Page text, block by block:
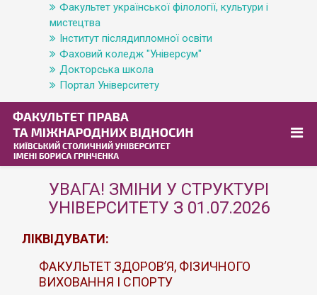
Факультет української філології, культури і
мистецтва
Інститут післядипломної освіти
Фаховий коледж "Універсум"
Докторська школа
Портал Університету
УВАГА! ЗМІНИ У СТРУКТУРІ
УНІВЕРСИТЕТУ З 01.07.2026
ЛІКВІДУВАТИ:
ФАКУЛЬТЕТ ЗДОРОВ’Я, ФІЗИЧНОГО
ВИХОВАННЯ І СПОРТУ